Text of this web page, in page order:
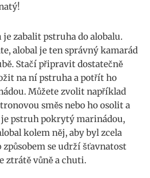
zabalit pstruha‌ do alobalu.
alobal je ten správný kamarád
Stačí ⁣připravit dostatečně
na ní pstruha a potřít ho
Můžete zvolit například
směs⁤ nebo ho‍ osolit a
je pstruh pokrytý marinádou,
kolem‍ něj,⁤ aby ⁤byl zcela
se⁣ udrží šťavnatost
ztrátě vůně a chuti.